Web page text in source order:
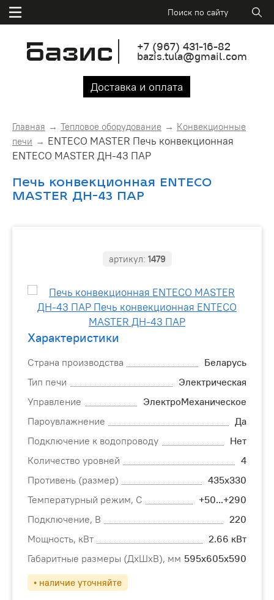
+7 (967) 431-16-82
bazis.tula@gmail.com
Доставка и оплата
Главная Тепловое оборудование
Конвекционные
печи
ENTECO MASTER Печь конвекционная
ENTECO MASTER ДН-43 ПАР
Печь конвекционная ENTECO
MASTER ДН-43 ПАР
артикул: 1479
Характеристики
Страна производства
Беларусь
Тип печи
Электрическая
Управление
ЭлектроМеханическое
Пароувлажнение
Да
Подключение к водопроводу
Нет
Количество уровней
4
Противень (размер)
435х330
Температурный режим, С
+50...+290
Подключение, В
220
Мощность, кВт
2.66 кВт
Габаритные размеры (ДхШхВ), мм 595х605х590
• наличие уточняйте